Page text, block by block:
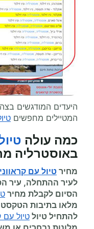
היעדים המודגשים
המטיילים מחפשים
כמה עולה
באוסטרליה
מחיר טיול עם
לעיר ההתחלה, עיר
הסיום לקבלת מחיר
מלאו בתיבות
להתחיל טיולטיול עם